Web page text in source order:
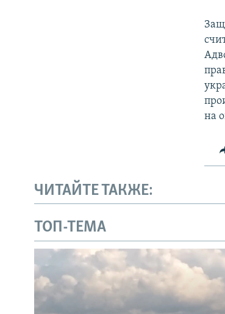
на
ЧИТАЙТЕ ТАКЖЕ:
ТОП-ТЕМА